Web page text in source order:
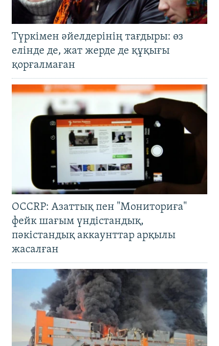
Түркімен әйелдерінің тағдыры: өз
елінде де, жат жерде де құқығы
қорғалмаған
OCCRP: Азаттық пен "Мониториға"
фейк шағым үндістандық,
пәкістандық аккаунттар арқылы
жасалған